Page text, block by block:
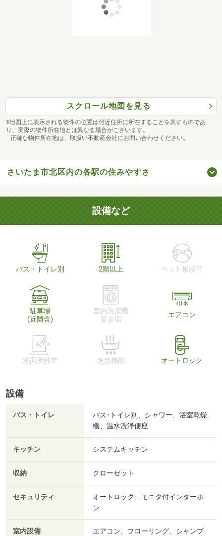
スクロール地図を見る
※地図上に表示される物件の位置は付近住所に所在することを表すものであ
り、実際の物件所在地とは異なる場合がございます。
正確な物件所在地は、取扱い不動産会社にお問い合わせください。
さいたま市北区内の各駅の住みやすさ
設備など
バス・トイレ別 2階以上 ペット相談可
駐車場
(近隣含)
室内洗濯機
置き場
エアコン
洗面所独立 追焚機能 オートロック
設備
バス・トイレ
バス･トイレ別、シャワー、浴室乾燥
機、温水洗浄便座
キッチン システムキッチン
収納 クローゼット
セキュリティ
オートロック、モニタ付インターホ
ン
室内設備
エアコン、フローリング、シャンプ